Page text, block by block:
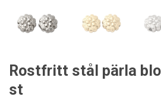
Rostfritt stål pärla
st